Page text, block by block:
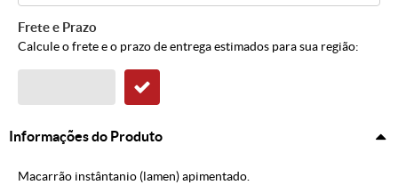
Frete e Prazo
Calcule o frete e o prazo de entrega estimados para sua região:
Informações do Produto
Macarrão instântanio (lamen) apimentado.